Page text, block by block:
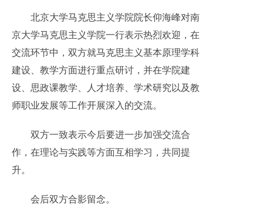
北京大学马克思主义学院院长仰海峰对南
京大学马克思主义学院一行表示热烈欢迎，在
交流环节中，双方就马克思主义基本原理学科
建设、教学方面进行重点研讨，并在学院建
设、思政课教学、人才培养、学术研究以及教
师职业发展等工作开展深入的交流。
双方一致表示今后要进一步加强交流合
作，在理论与实践等方面互相学习，共同提
升。
会后双方合影留念。